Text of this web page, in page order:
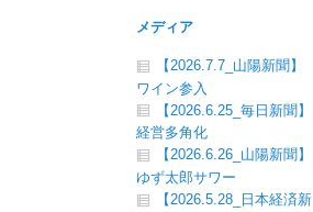
メディア
【2026.7.7_山陽新聞】
ワイン参入
【2026.6.25_毎日新聞】
経営多角化
【2026.6.26_山陽新聞】
ゆず太郎サワー
【2026.5.28_日本経済新